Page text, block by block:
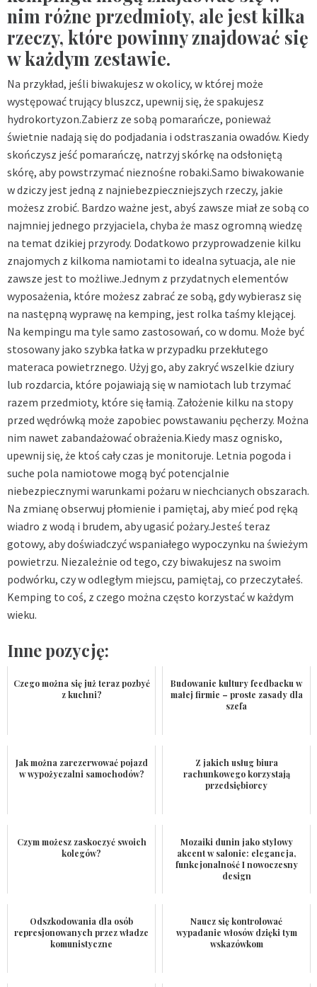
nim różne przedmioty, ale jest kilka
rzeczy, które powinny znajdować się
w każdym zestawie.
Na przykład, jeśli biwakujesz w okolicy, w której może
występować trujący bluszcz, upewnij się, że spakujesz
hydrokortyzon.Zabierz ze sobą pomarańcze, ponieważ
świetnie nadają się do podjadania i odstraszania owadów. Kiedy
skończysz jeść pomarańczę, natrzyj skórkę na odsłoniętą
skórę, aby powstrzymać nieznośne robaki.Samo biwakowanie
w dziczy jest jedną z najniebezpieczniejszych rzeczy, jakie
możesz zrobić. Bardzo ważne jest, abyś zawsze miał ze sobą co
najmniej jednego przyjaciela, chyba że masz ogromną wiedzę
na temat dzikiej przyrody. Dodatkowo przyprowadzenie kilku
znajomych z kilkoma namiotami to idealna sytuacja, ale nie
zawsze jest to możliwe.Jednym z przydatnych elementów
wyposażenia, które możesz zabrać ze sobą, gdy wybierasz się
na następną wyprawę na kemping, jest rolka taśmy klejącej.
Na kempingu ma tyle samo zastosowań, co w domu. Może być
stosowany jako szybka łatka w przypadku przekłutego
materaca powietrznego. Użyj go, aby zakryć wszelkie dziury
lub rozdarcia, które pojawiają się w namiotach lub trzymać
razem przedmioty, które się łamią. Założenie kilku na stopy
przed wędrówką może zapobiec powstawaniu pęcherzy. Można
nim nawet zabandażować obrażenia.Kiedy masz ognisko,
upewnij się, że ktoś cały czas je monitoruje. Letnia pogoda i
suche pola namiotowe mogą być potencjalnie
niebezpiecznymi warunkami pożaru w niechcianych obszarach.
Na zmianę obserwuj płomienie i pamiętaj, aby mieć pod ręką
wiadro z wodą i brudem, aby ugasić pożary.Jesteś teraz
gotowy, aby doświadczyć wspaniałego wypoczynku na świeżym
powietrzu. Niezależnie od tego, czy biwakujesz na swoim
podwórku, czy w odległym miejscu, pamiętaj, co przeczytałeś.
Kemping to coś, z czego można często korzystać w każdym
wieku.
Inne pozycję:
Czego można się już teraz pozbyć
z kuchni?
Budowanie kultury feedbacku w
małej firmie – proste zasady dla
szefa
Jak można zarezerwować pojazd
w wypożyczalni samochodów?
Z jakich usług biura
rachunkowego korzystają
przedsiębiorcy
Czym możesz zaskoczyć swoich
kolegów?
Mozaiki dunin jako stylowy
akcent w salonie: elegancja,
funkcjonalność I nowoczesny
design
Odszkodowania dla osób
represjonowanych przez władze
komunistyczne
Naucz się kontrolować
wypadanie włosów dzięki tym
wskazówkom